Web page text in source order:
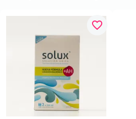
favorite_border